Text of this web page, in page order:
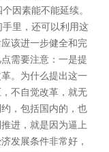
因素能不能延续。
里，还可以利用这
该进一步健全和完
需要注意：一是提
。为什么提出这一
不自觉改革，就无
，包括国内的，也
进，就是因为逼上
发展条件非常好，